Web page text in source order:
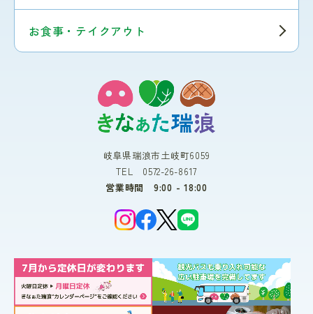
お食事・テイクアウト
岐阜県瑞浪市土岐町6059
TEL 0572-26-8617
営業時間 9:00 - 18:00